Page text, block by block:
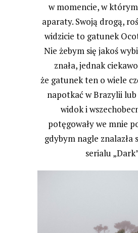
w momencie, w
aparaty. Swoją drogą,
widzicie to gatunek
Nie żebym się jakoś
znała, jednak
że gatunek ten o wiele
napotkać w Brazylii lub
widok i
potęgowały we mnie
gdybym nagle znalazła
serialu